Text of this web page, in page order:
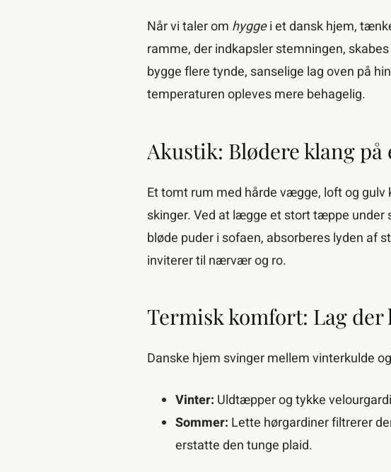
Når vi taler om hyggei et dansk hjem,
ramme, der indkapsler stemningen,
bygge flere tynde, sanselige lag oven på
temperaturen opleves mere behagelig.
Akustik: Blødere klang
Et tomt rum med hårde vægge, loft og
skinger. Ved at lægge et stort tæppe under
bløde puder i sofaen, absorberes lyden af
inviterer til nærvær og ro.
Termisk komfort: Lag
Danske hjem svinger mellem vinterkulde
Vinter: Uldtæpper og tykke
Sommer: Lette hørgardiner filtrerer
erstatte den tunge plaid.